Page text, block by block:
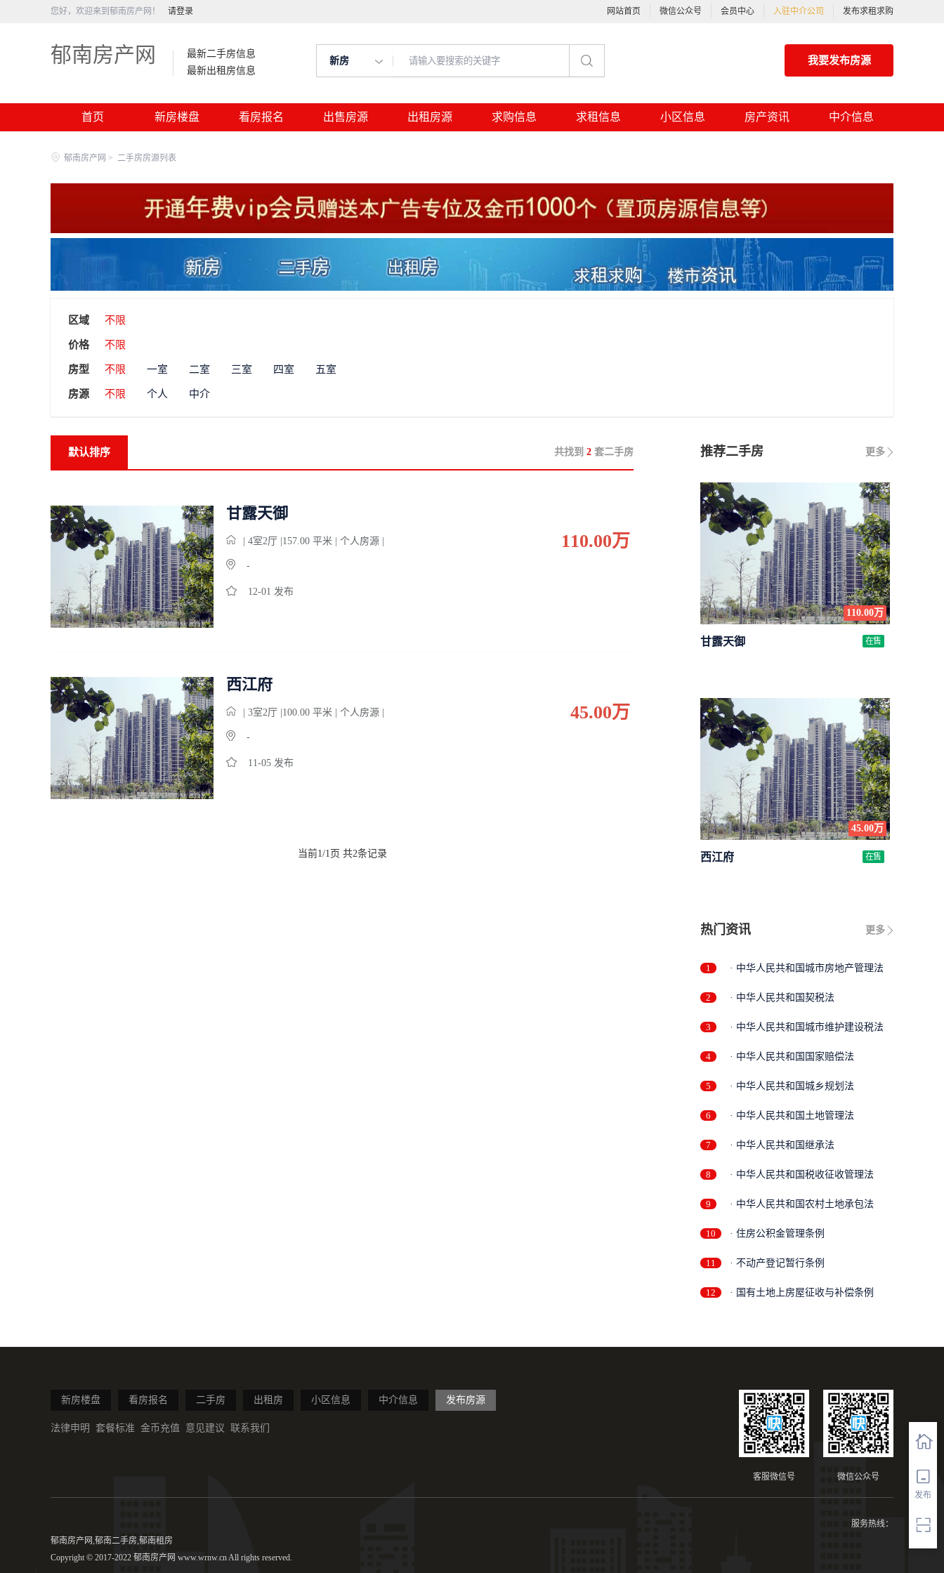
您好，欢迎来到郁南房产网！ 请登录 网站首页 微信公众号 会员中心 入驻中介公司 发布求租求购
郁南房产网
最新二手房信息
最新出租房信息
新房 我要发布房源
首页 新房楼盘 看房报名 出售房源 出租房源 求购信息 求租信息 小区信息 房产资讯 中介信息
发布
郁南房产网 > 二手房房源列表
区域 不限
价格 不限
房型 不限 一室 二室 三室 四室 五室
房源 不限 个人 中介
默认排序 共找到 2 套二手房
甘露天御
| 4室2厅 |157.00 平米 | 个人房源 |
-
12-01 发布
110.00万
西江府
| 3室2厅 |100.00 平米 | 个人房源 |
-
11-05 发布
45.00万
当前1/1页 共2条记录
更多
推荐二手房
110.00万
甘露天御 在售
45.00万
西江府 在售
更多
热门资讯
1 · 中华人民共和国城市房地产管理法
2 · 中华人民共和国契税法
3 · 中华人民共和国城市维护建设税法
4 · 中华人民共和国国家赔偿法
5 · 中华人民共和国城乡规划法
6 · 中华人民共和国土地管理法
7 · 中华人民共和国继承法
8 · 中华人民共和国税收征收管理法
9 · 中华人民共和国农村土地承包法
10 · 住房公积金管理条例
11 · 不动产登记暂行条例
12 · 国有土地上房屋征收与补偿条例
新房楼盘 看房报名 二手房 出租房 小区信息 中介信息 发布房源
法律申明 套餐标准 金币充值 意见建议 联系我们
微信公众号
客服微信号
服务热线：
郁南房产网,郁南二手房,郁南租房
Copyright © 2017-2022 郁南房产网 www.wrnw.cn All rights reserved.